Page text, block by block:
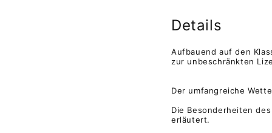
Details
Aufbauend auf den
zur unbeschränkten
Der umfangreiche
Die Besonderheiten
erläutert.